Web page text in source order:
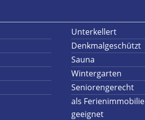
Unterkellert
Denkmalgeschützt
Sauna
Wintergarten
Seniorengerecht
als Ferienimmobilie
geeignet